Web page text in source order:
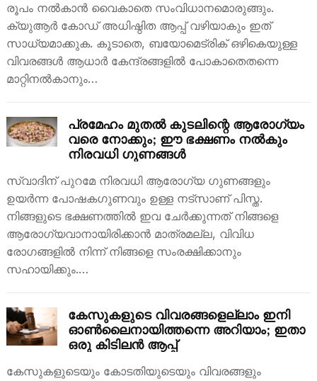
രൂപം നൽകാൻ വൈകാതെ സംവിധാനമൊരുങ്ങും.
ക്യുആർ കോഡ് അധിഷ്ഠിത ആപ്പ് വഴിയാകും ഇത്
സാധ്യമാക്കുക. കൂടാതെ, ബയോമെട്രിക് ഒഴികെയുള്ള
വിവരങ്ങൾ ആധാർ കേന്ദ്രങ്ങളിൽ പോകാതെതന്നെ
മാറ്റിനൽകാനും…
പ്രമേഹം മുതൽ കുടലിന്റെ ആരോ​ഗ്യം
വരെ നോക്കും; ഈ ഭക്ഷണം നൽകും
നിരവധി ​ഗുണങ്ങൾ
സ്വാദിന് പുറമേ നിരവധി ആരോഗ്യ ഗുണങ്ങളും
ഉയർന്ന പോഷകഗുണവും ഉള്ള നട്സാണ് പിസ്ത.
നിങ്ങളുടെ ഭക്ഷണത്തിൽ ഇവ ചേർക്കുന്നത് നിങ്ങളെ
ആരോഗ്യവാനായിരിക്കാൻ മാത്രമല്ല, വിവിധ
രോഗങ്ങളിൽ നിന്ന് നിങ്ങളെ സംരക്ഷിക്കാനും
സഹായിക്കും.…
കേസുകളുടെ വിവരങ്ങളെല്ലാം ഇനി
ഓൺലൈനായിത്തന്നെ അറിയാം; ഇതാ
ഒരു കിടിലൻ ആപ്പ്
കേസുകളുടെയും കോടതിയുടെയും വിവരങ്ങളും